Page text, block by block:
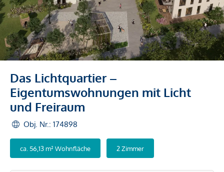
Das Lichtquartier –
Eigentumswohnungen mit Licht
und Freiraum
Obj. Nr.: 174898
ca. 56,13 m² Wohnfläche 2 Zimmer